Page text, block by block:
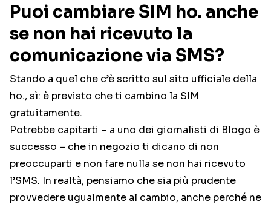
Puoi cambiare SIM ho. anche
se non hai ricevuto la
comunicazione via SMS?
Stando a quel che c’è scritto sul sito ufficiale della
ho., sì: è previsto che ti cambino la SIM
gratuitamente.
Potrebbe capitarti – a uno dei giornalisti di Blogo è
successo – che in negozio ti dicano di non
preoccuparti e non fare nulla se non hai ricevuto
l’SMS. In realtà, pensiamo che sia più prudente
provvedere ugualmente al cambio, anche perché ne